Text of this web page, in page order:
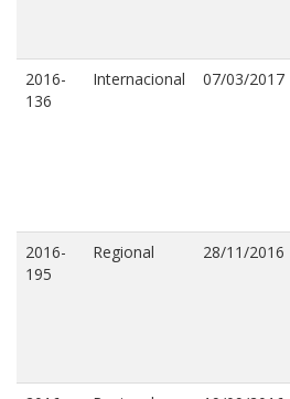
2016-
136
Internacional 07/03/2017
2016-
195
Regional 28/11/2016